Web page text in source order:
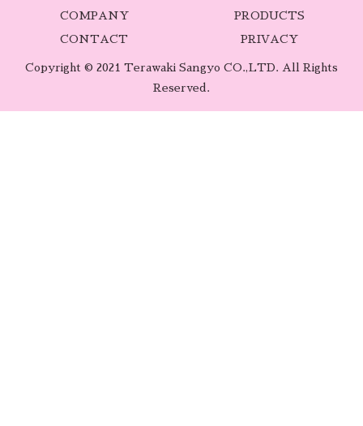
COMPANY PRODUCTS
CONTACT PRIVACY
Copyright © 2021 Terawaki Sangyo CO.,LTD. All Rights
Reserved.